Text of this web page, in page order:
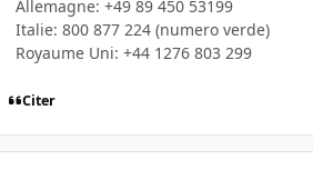
Allemagne: +49 89 450 53199
Italie: 800 877 224 (numero verde)
Royaume Uni: +44 1276 803 299
Citer